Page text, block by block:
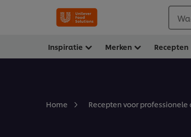
Inspiratie Merken Recepten
Home Recepten voor professionele